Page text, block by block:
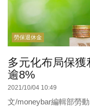
勞保退休金
多元化布局保
逾8%
2021/10/04 10:49
文/moneybar編輯部勞